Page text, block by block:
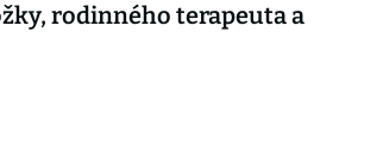
rodinného terapeuta a